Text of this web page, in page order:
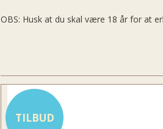
OBS: Husk at du skal være 18 år for at
TILBUD